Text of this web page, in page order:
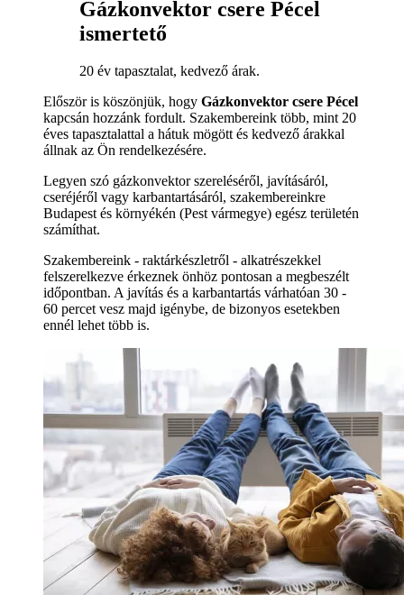
Gázkonvektor csere Pécel
ismertető
20 év tapasztalat, kedvező árak.
Először is köszönjük, hogy Gázkonvektor csere Pécel
kapcsán hozzánk fordult. Szakembereink több, mint 20
éves tapasztalattal a hátuk mögött és kedvező árakkal
állnak az Ön rendelkezésére.
Legyen szó gázkonvektor szereléséről, javításáról,
cseréjéről vagy karbantartásáról, szakembereinkre
Budapest és környékén (Pest vármegye) egész területén
számíthat.
Szakembereink - raktárkészletről - alkatrészekkel
felszerelkezve érkeznek önhöz pontosan a megbeszélt
időpontban. A javítás és a karbantartás várhatóan 30 -
60 percet vesz majd igénybe, de bizonyos esetekben
ennél lehet több is.